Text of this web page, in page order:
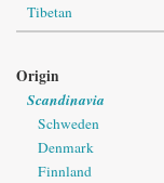
Tibetan
Origin
Scandinavia
Schweden
Denmark
Finnland